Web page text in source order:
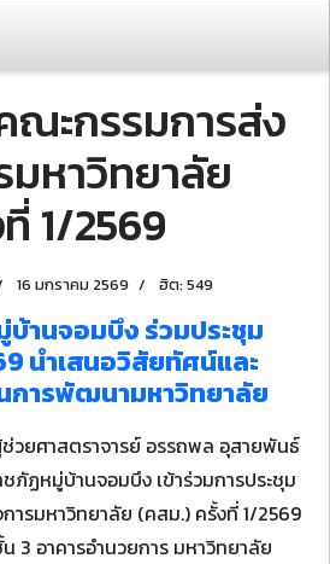
ณะกรรมการส่ง
มหาวิทยาลัย
1/2569
16 มกราคม 2569 ฮิต: 549
านจอมบึง ร่วมประชุม
นำเสนอวิสัยทัศน์และ
การพัฒนามหาวิทยาลัย
วยศาสตราจารย์ อรรถพล อุสายพันธ์
ภัฏหมู่บ้านจอมบึง เข้าร่วมการประชุม
ารมหาวิทยาลัย (คสม.) ครั้งที่ 1/2569
3 อาคารอำนวยการ มหาวิทยาลัย